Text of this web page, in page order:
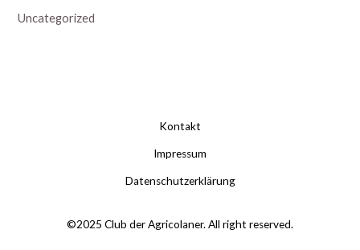
Uncategorized
Kontakt
Impressum
Datenschutzerklärung
©2025 Club der Agricolaner. All right reserved.